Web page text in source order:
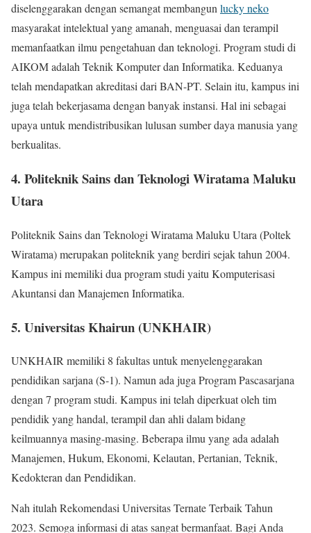
diselenggarakan dengan semangat membangunlucky neko
masyarakat intelektual yang amanah, menguasai dan terampil
memanfaatkan ilmu pengetahuan dan teknologi. Program studi di
AIKOM adalah Teknik Komputer dan Informatika. Keduanya
telah mendapatkan akreditasi dari BAN-PT. Selain itu, kampus ini
juga telah bekerjasama dengan banyak instansi. Hal ini sebagai
upaya untuk mendistribusikan lulusan sumber daya manusia yang
berkualitas.
4. Politeknik Sains dan Teknologi Wiratama Maluku
Utara
Politeknik Sains dan Teknologi Wiratama Maluku Utara (Poltek
Wiratama) merupakan politeknik yang berdiri sejak tahun 2004.
Kampus ini memiliki dua program studi yaitu Komputerisasi
Akuntansi dan Manajemen Informatika.
5. Universitas Khairun (UNKHAIR)
UNKHAIR memiliki 8 fakultas untuk menyelenggarakan
pendidikan sarjana (S-1). Namun ada juga Program Pascasarjana
dengan 7 program studi. Kampus ini telah diperkuat oleh tim
pendidik yang handal, terampil dan ahli dalam bidang
keilmuannya masing-masing. Beberapa ilmu yang ada adalah
Manajemen, Hukum, Ekonomi, Kelautan, Pertanian, Teknik,
Kedokteran dan Pendidikan.
Nah itulah Rekomendasi Universitas Ternate Terbaik Tahun
2023. Semoga informasi di atas sangat bermanfaat. Bagi Anda